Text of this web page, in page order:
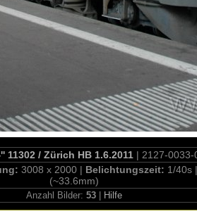
11302 / Zürich HB 1.6.2011| 2127-0033-
3008 x 2000 | Belichtungszeit: 1/40s |
(~33.6mm)
Anzahl Bilder: 53 Hilfe